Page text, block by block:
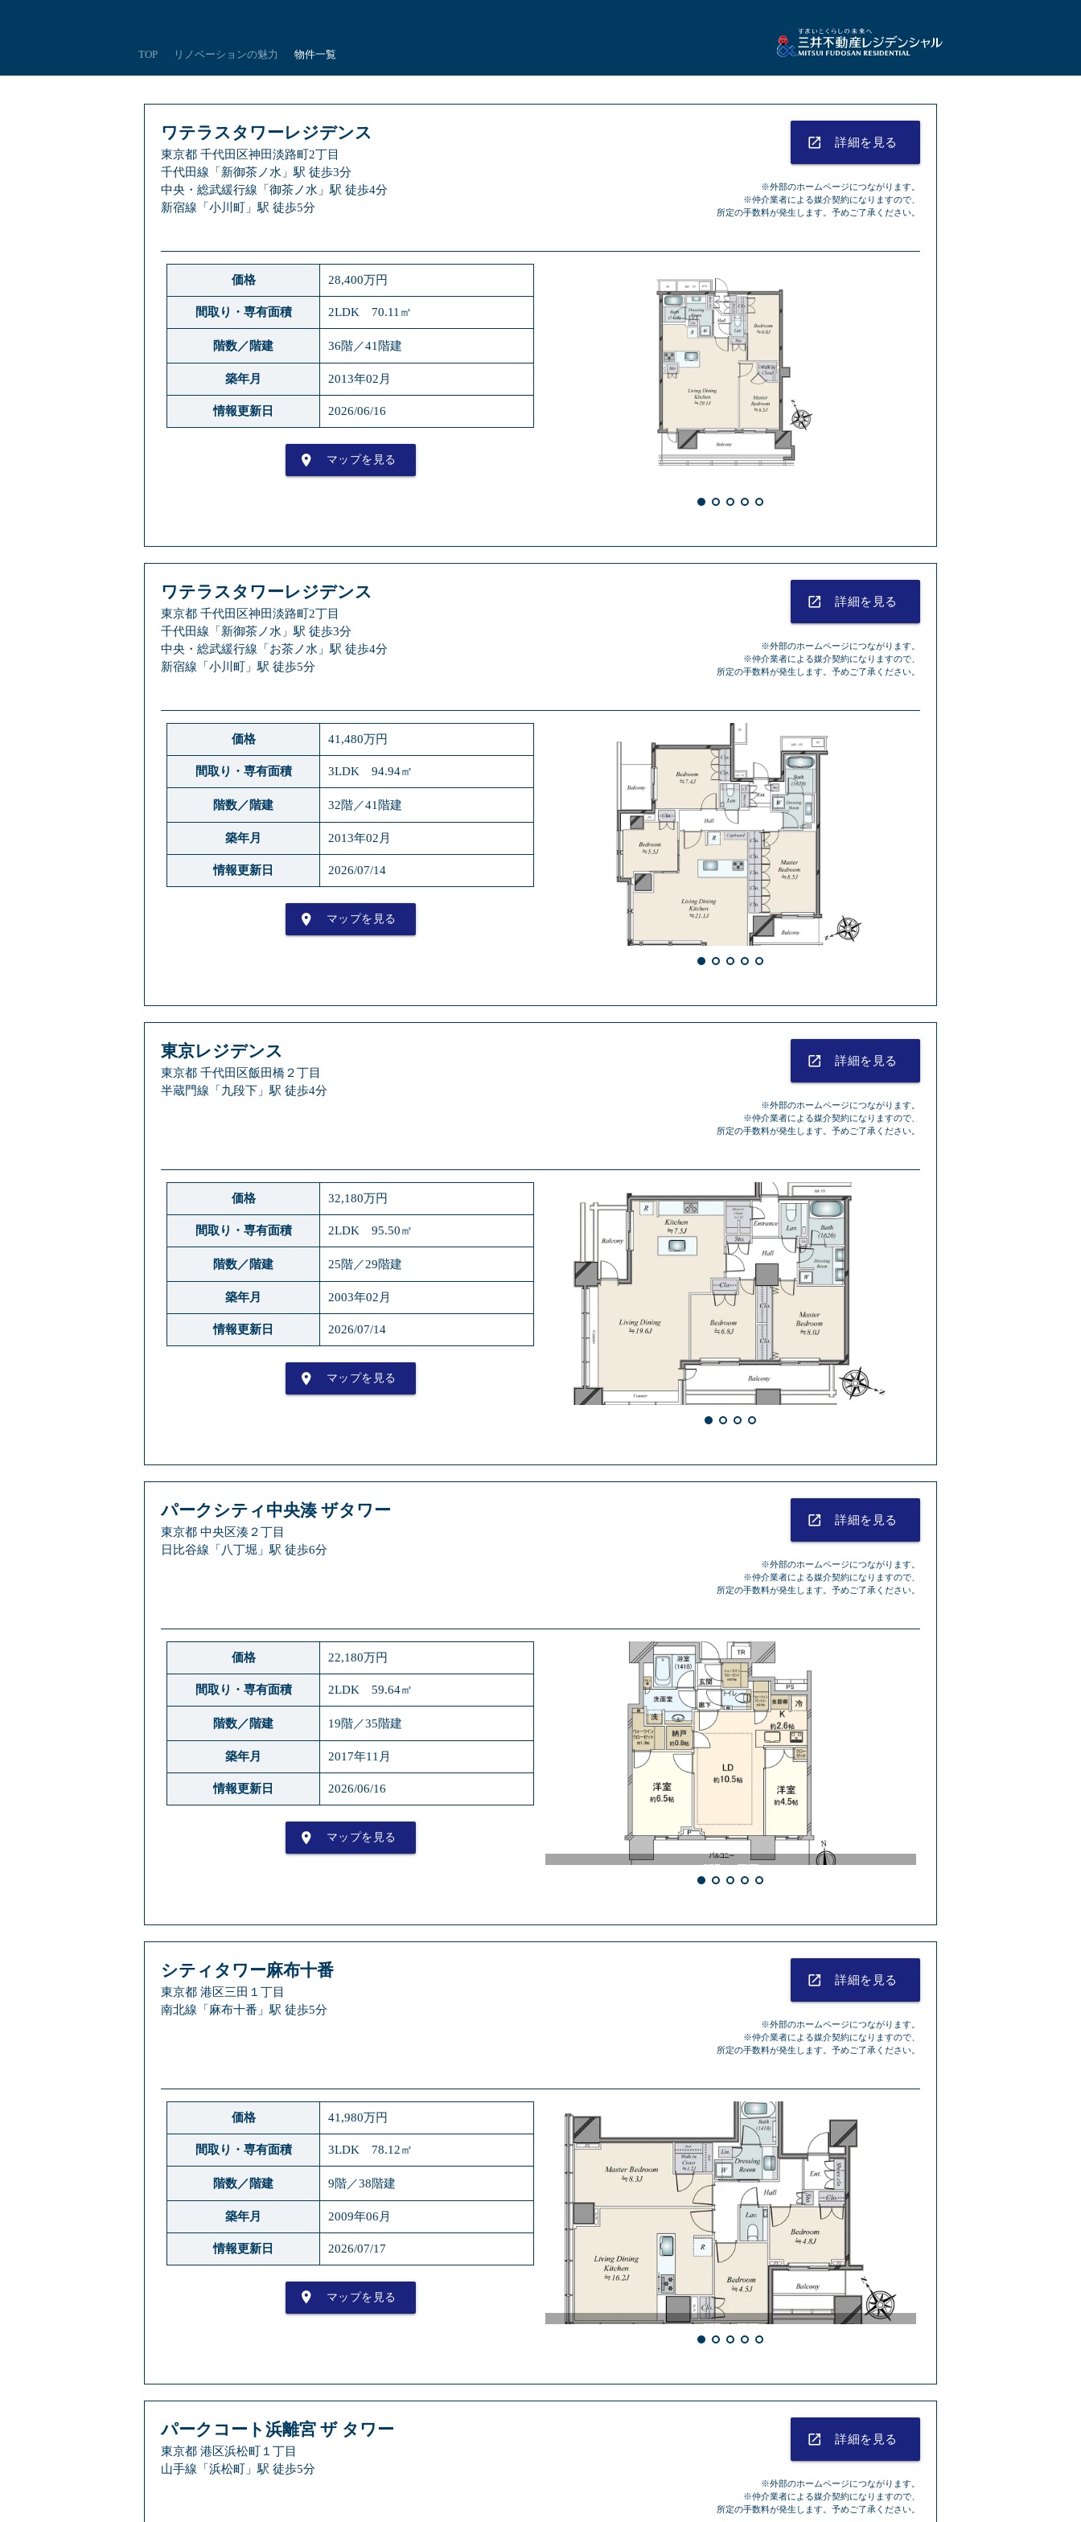
TOP リノベーションの魅力 物件一覧
ワテラスタワーレジデンス
東京都 千代田区神田淡路町2丁目
千代田線「新御茶ノ水」駅 徒歩3分
中央・総武緩行線「御茶ノ水」駅 徒歩4分
新宿線「小川町」駅 徒歩5分
launch 詳細を見る
※外部のホームページにつながります。
※仲介業者による媒介契約になりますので、
所定の手数料が発生します。予めご了承ください。
価格 28,400万円
間取り・専有面積 2LDK 70.11㎡
階数／階建 36階／41階建
築年月 2013年02月
情報更新日 2026/06/16
place
マップを見る
ワテラスタワーレジデンス
東京都 千代田区神田淡路町2丁目
千代田線「新御茶ノ水」駅 徒歩3分
中央・総武緩行線「お茶ノ水」駅 徒歩4分
新宿線「小川町」駅 徒歩5分
launch 詳細を見る
※外部のホームページにつながります。
※仲介業者による媒介契約になりますので、
所定の手数料が発生します。予めご了承ください。
価格 41,480万円
間取り・専有面積 3LDK 94.94㎡
階数／階建 32階／41階建
築年月 2013年02月
情報更新日 2026/07/14
place
マップを見る
東京レジデンス
東京都 千代田区飯田橋２丁目
半蔵門線「九段下」駅 徒歩4分
launch 詳細を見る
※外部のホームページにつながります。
※仲介業者による媒介契約になりますので、
所定の手数料が発生します。予めご了承ください。
価格 32,180万円
間取り・専有面積 2LDK 95.50㎡
階数／階建 25階／29階建
築年月 2003年02月
情報更新日 2026/07/14
place
マップを見る
外観
パークシティ中央湊 ザタワー
東京都 中央区湊２丁目
日比谷線「八丁堀」駅 徒歩6分
launch 詳細を見る
※外部のホームページにつながります。
※仲介業者による媒介契約になりますので、
所定の手数料が発生します。予めご了承ください。
価格 22,180万円
間取り・専有面積 2LDK 59.64㎡
階数／階建 19階／35階建
築年月 2017年11月
情報更新日 2026/06/16
place
マップを見る
シティタワー麻布十番
東京都 港区三田１丁目
南北線「麻布十番」駅 徒歩5分
launch 詳細を見る
※外部のホームページにつながります。
※仲介業者による媒介契約になりますので、
所定の手数料が発生します。予めご了承ください。
価格 41,980万円
間取り・専有面積 3LDK 78.12㎡
階数／階建 9階／38階建
築年月 2009年06月
情報更新日 2026/07/17
place
マップを見る
外観
パークコート浜離宮 ザ タワー
東京都 港区浜松町１丁目
山手線「浜松町」駅 徒歩5分
launch 詳細を見る
※外部のホームページにつながります。
※仲介業者による媒介契約になりますので、
所定の手数料が発生します。予めご了承ください。